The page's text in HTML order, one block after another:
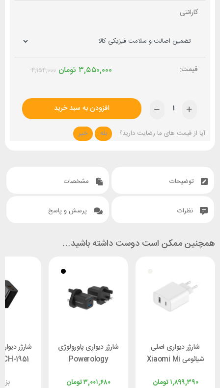
گارانتی
۴,۱۵۴,۰۰۰ تومان ۳,۵۵۰,۰۰۰
افزودن به سبد خرید
آیا از قیمت های ما رضایت دارید؟ بله خیر
توضیحات مشخصات
نظرات پرسش و پاسخ
همچنین ممکن است دوست داشته باشید…
شارژر دیواری اصلی
شیائومی Xiaomi Mi
AD332EU توان 33
تومان۱,۸۹۹,۳۹۰
شارژر دیواری پاورولوژی
Powerology
35 وات همراه با کابل
تومان۳,۰۰۱,۶۸۰
شارژر
1951